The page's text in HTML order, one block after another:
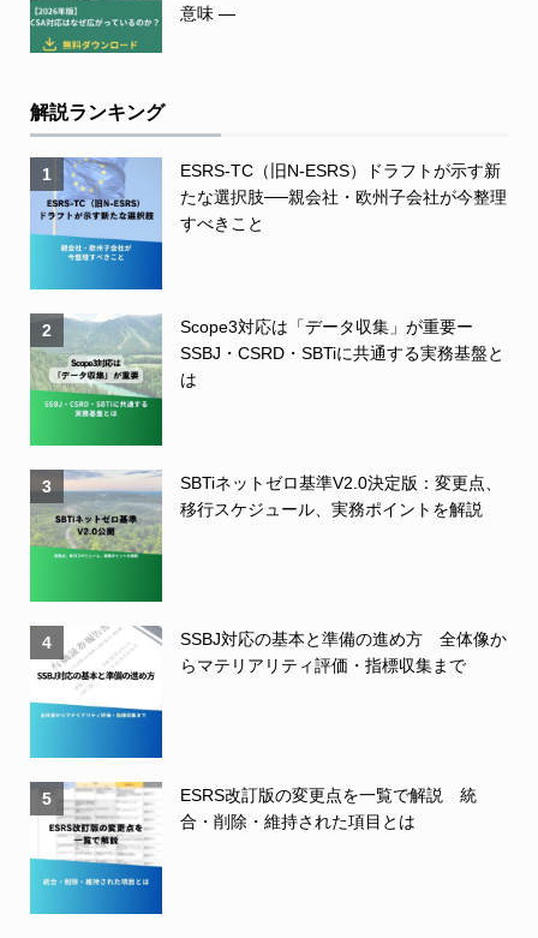
意味 ―
解説ランキング
1
ESRS-TC（旧N-ESRS）ドラフトが示す新
たな選択肢──親会社・欧州子会社が今整理
すべきこと
2
Scope3対応は「データ収集」が重要ー
SSBJ・CSRD・SBTiに共通する実務基盤と
は
3
SBTiネットゼロ基準V2.0決定版：変更点、
移行スケジュール、実務ポイントを解説
4
SSBJ対応の基本と準備の進め方 全体像か
らマテリアリティ評価・指標収集まで
5
ESRS改訂版の変更点を一覧で解説 統
合・削除・維持された項目とは